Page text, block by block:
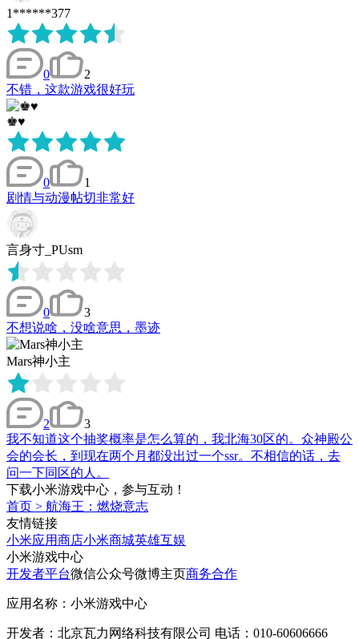
1******377
0
2
不错，这款游戏很好玩
♚♥
0
1
剧情与动漫帖切非常好
言身寸_PUsm
0
3
不想说啥，没啥意思，墨迹
Mars神小主
2
3
我不知道这个抽奖概率是怎么算的，我北海30区的。众神殿公
会的会长，到现在两个月都没出过一个ssr。不相信的话，去
问一下同区的人。
下载小米游戏中心，参与互动！
首页 > 航海王：燃烧意志
友情链接
小米应用商店小米商城英雄互娱
小米游戏中心
开发者平台微信公众号微博主页商务合作
应用名称：小米游戏中心
开发者：北京瓦力网络科技有限公司 电话：010-60606666